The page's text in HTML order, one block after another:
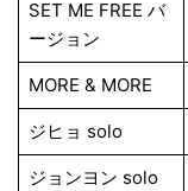
SET ME FREE バ
ージョン
MORE & MORE
ジヒョ solo
ジョンヨン solo